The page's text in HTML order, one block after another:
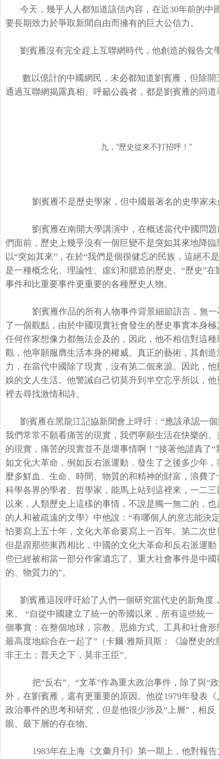
今天，幾乎人人都知道該信內容，在近30年前的中
要長期致力於爭取新聞自由而擁有的巨大公信力。
劉賓雁沒有完全趕上互聯網時代，他創造的報告
數以億計的中國網民，未必都知道劉賓雁，但除
通過互聯網揭露真相、呼籲公義者，都是劉賓雁的同
九，“歷史從來不打招呼！”
劉賓雁不是歷史學家，但中國最著名的史學家
劉賓雁在南開大學講演中，在概述當代中國問
們面前，歷史上幾乎沒有一個巨變不是突如其來地降
以“突如其來”，在於“我們是個很健忘的民族，這絕不
是一種概念化、理論性、虛幻和臆造的歷史。“歷史”
事件和比重要事件更重要的各種歷史人物。
劉賓雁作品的所有人物事件背景細節語言，無
了一個觀點，由於中國現實社會發生的歷史事實本身
任何作家想像力都無法企及的，因此，他不相信對這
觀，他寧願服膺生活本身的權威。真正的藝術，其創
力，在當代中國除了現實，沒有第二個來源。因此，
娛的文人生活。他警誡自己切莫升到半空忘乎所以，
裡去尋找激情和詩。
劉賓雁在黑龍江記協新聞會上呼吁：“應該承認一
我們常常不願看痛苦的現實，我們寧願生活在快樂的
的現實，痛苦的現實並不是壞事情啊！”接著他譴責了
如文化大革命，例如反右派運動，發生了之後多少年
麼多鮮血、生命、時間、物質的和精神的財富，浪費
科學各界的學者、哲學家，能馬上站到這裡來，一二
以來，人類歷史上這樣的事情，不說是獨一無二的，
的人和被疏遠的文學》中他說：“有哪個人的意志能決
怕要寫上五十年，文化大革命要寫上一百年。第二次
但是跟那些東西相比，中國的文化大革命和反右派運
些已經被相當一部分作家遺忘了。重大社會事件是中
的、物質力的”。
劉賓雁這段呼吁給了人們一個研究當代史的新角
來。 “自從中國建立了統一的帝國以來，所有這些統
個事實：在整個地球，宗教、思維方式、工具和社會
最高度地綜合在一起了”（卡爾·雅斯貝斯：《論歷史
非王土；普天之下，莫非王臣”。
把“反右”、“文革”作為重大政治事件，除了與“
外，在劉賓雁，還有更重要的原因。他從1979年發表
政治事件的思考和研究，但是他很少涉及“上層”，相
眼、最下層的存在物。
1983年在上海《文彙月刊》第一期上，他對報